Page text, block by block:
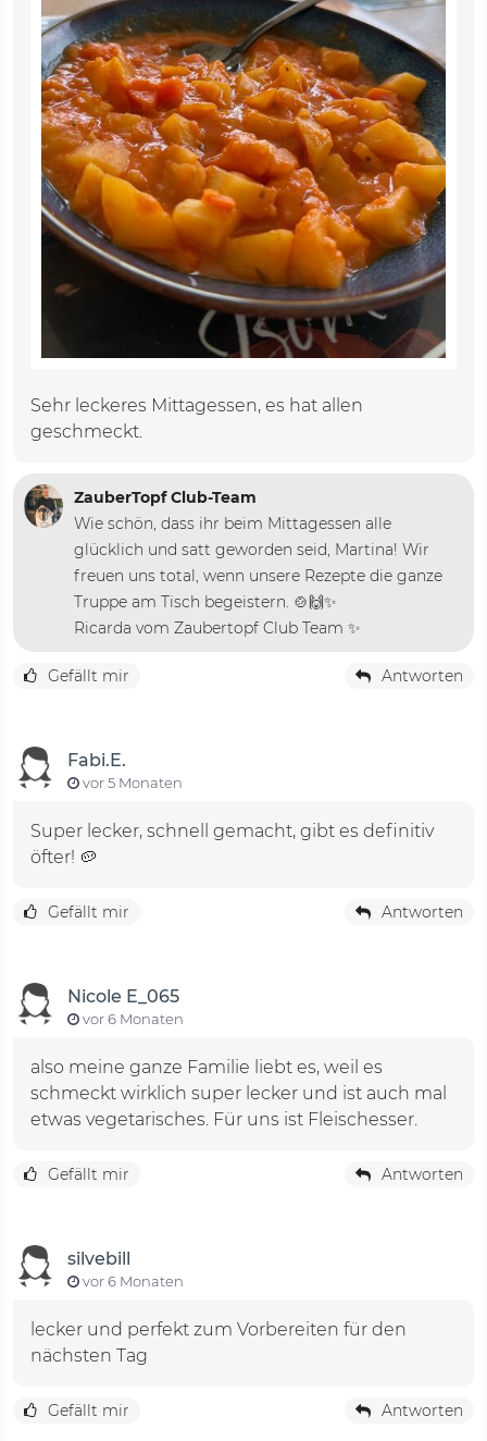
Sehr leckeres Mittagessen, es hat allen
geschmeckt.
ZauberTopf Club-Team
Wie schön, dass ihr beim Mittagessen alle
glücklich und satt geworden seid, Martina! Wir
freuen uns total, wenn unsere Rezepte die ganze
Truppe am Tisch begeistern. 🍲🙌✨
Ricarda vom Zaubertopf Club Team ✨
Gefällt mir Antworten
Fabi.E.
vor 5 Monaten
Super lecker, schnell gemacht, gibt es definitiv
öfter! 🥔
Gefällt mir Antworten
Nicole E_065
vor 6 Monaten
also meine ganze Familie liebt es, weil es
schmeckt wirklich super lecker und ist auch mal
etwas vegetarisches. Für uns ist Fleischesser.
Gefällt mir Antworten
silvebill
vor 6 Monaten
lecker und perfekt zum Vorbereiten für den
nächsten Tag
Gefällt mir Antworten